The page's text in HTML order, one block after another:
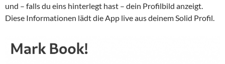
und – falls du eins hinterlegt hast – dein Profilbild anzeigt.
Diese Informationen lädt die App live aus deinem Solid Profil.